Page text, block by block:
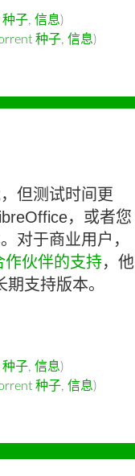
种子, 信息)
种子, 信息)
但测试时间更
，或者您
对于商业用户，
作伙伴的支持，他
支持版本。
种子, 信息)
种子, 信息)